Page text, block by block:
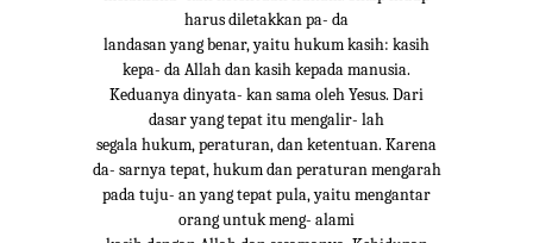
harus diletakkan pa- da
landasan yang benar, yaitu hukum kasih: kasih
kepa- da Allah dan kasih kepada manusia.
Keduanya dinyata- kan sama oleh Yesus. Dari
dasar yang tepat itu mengalir- lah
segala hukum, peraturan, dan ketentuan. Karena
da- sarnya tepat, hukum dan peraturan mengarah
pada tuju- an yang tepat pula, yaitu mengantar
orang untuk meng- alami